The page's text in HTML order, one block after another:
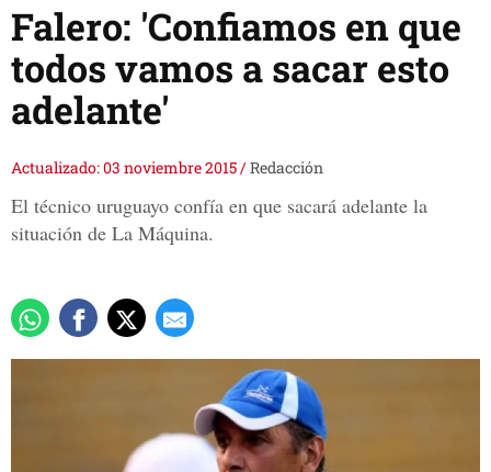
Falero: 'Confiamos en que
todos vamos a sacar esto
adelante'
Actualizado: 03 noviembre 2015/Redacción
El técnico uruguayo confía en que sacará adelante la
situación de La Máquina.